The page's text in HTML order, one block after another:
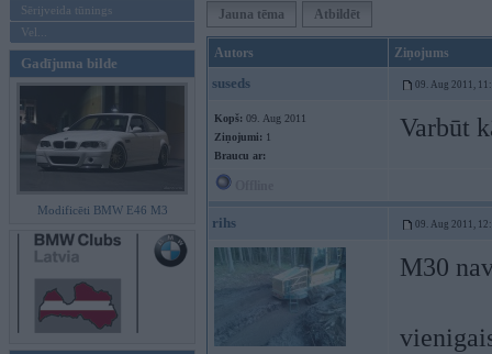
Sērijveida tūnings
Vel...
Gadījuma bilde
Modificēti BMW E46 M3
Jauna tēma Atbildēt
Autors Ziņojums
suseds 09. Aug 2011,
Kopš: 09. Aug 2011
Ziņojumi: 1
Braucu ar:
Varbūt
rihs 09. Aug 2011,
M30